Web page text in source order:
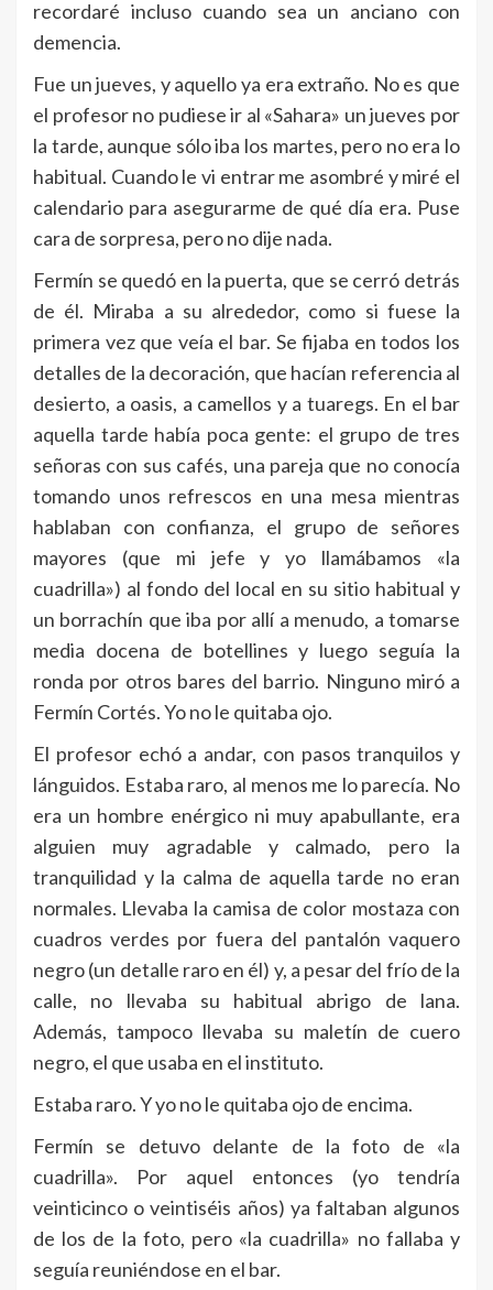
recordaré incluso cuando sea un anciano con
demencia.
Fue un jueves, y aquello ya era extraño. No es que
el profesor no pudiese ir al «Sahara» un jueves por
la tarde, aunque sólo iba los martes, pero no era lo
habitual. Cuando le vi entrar me asombré y miré el
calendario para asegurarme de qué día era. Puse
cara de sorpresa, pero no dije nada.
Fermín se quedó en la puerta, que se cerró detrás
de él. Miraba a su alrededor, como si fuese la
primera vez que veía el bar. Se fijaba en todos los
detalles de la decoración, que hacían referencia al
desierto, a oasis, a camellos y a tuaregs. En el bar
aquella tarde había poca gente: el grupo de tres
señoras con sus cafés, una pareja que no conocía
tomando unos refrescos en una mesa mientras
hablaban con confianza, el grupo de señores
mayores (que mi jefe y yo llamábamos «la
cuadrilla») al fondo del local en su sitio habitual y
un borrachín que iba por allí a menudo, a tomarse
media docena de botellines y luego seguía la
ronda por otros bares del barrio. Ninguno miró a
Fermín Cortés. Yo no le quitaba ojo.
El profesor echó a andar, con pasos tranquilos y
lánguidos. Estaba raro, al menos me lo parecía. No
era un hombre enérgico ni muy apabullante, era
alguien muy agradable y calmado, pero la
tranquilidad y la calma de aquella tarde no eran
normales. Llevaba la camisa de color mostaza con
cuadros verdes por fuera del pantalón vaquero
negro (un detalle raro en él) y, a pesar del frío de la
calle, no llevaba su habitual abrigo de lana.
Además, tampoco llevaba su maletín de cuero
negro, el que usaba en el instituto.
Estaba raro. Y yo no le quitaba ojo de encima.
Fermín se detuvo delante de la foto de «la
cuadrilla». Por aquel entonces (yo tendría
veinticinco o veintiséis años) ya faltaban algunos
de los de la foto, pero «la cuadrilla» no fallaba y
seguía reuniéndose en el bar.